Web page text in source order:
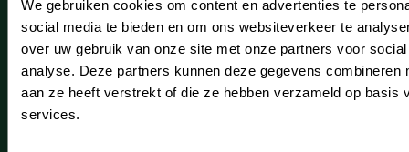
We gebruiken cookies om content en advertenties te
social media te bieden en om ons websiteverkeer te
over uw gebruik van onze site met onze partners voor
analyse. Deze partners kunnen deze gegevens combineren
aan ze heeft verstrekt of die ze hebben verzameld op basis
services.
Leiderdorp
Lisse
Noordwijk
Oegstgeest